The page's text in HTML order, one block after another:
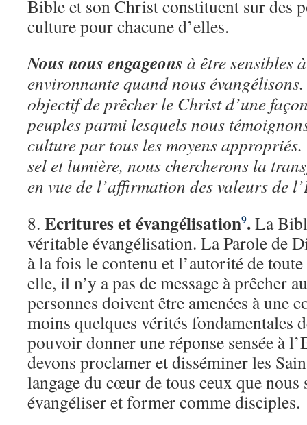
Bible et son Christ constituent sur des
culture pour chacune d’elles.
Nous nous engageons à être sensibles
environnante quand nous
objectif de prêcher le Christ d’une
peuples parmi lesquels nous
culture par tous les moyens
sel et lumière, nous chercherons la
en vue de l’affirmation des valeurs de
8. Ecritures et évangélisation9.La
véritable évangélisation. La Parole de
à la fois le contenu et l’autorité de
elle, il n’y a pas de message à prêcher
personnes doivent être amenées à une
moins quelques vérités fondamentales
pouvoir donner une réponse sensée à
devons proclamer et disséminer les
langage du cœur de tous ceux que nous
évangéliser et former comme disciples.